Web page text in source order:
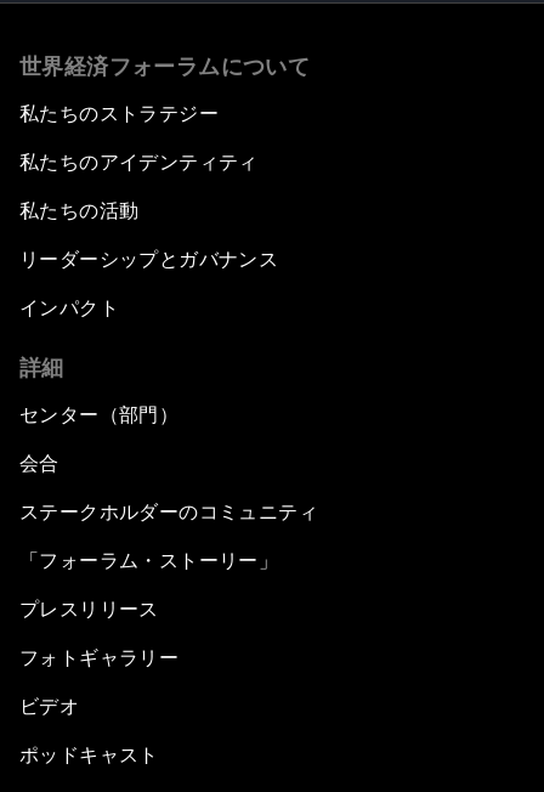
世界経済フォーラムについて
私たちのストラテジー
私たちのアイデンティティ
私たちの活動
リーダーシップとガバナンス
インパクト
詳細
センター（部門）
会合
ステークホルダーのコミュニティ
「フォーラム・ストーリー」
プレスリリース
フォトギャラリー
ビデオ
ポッドキャスト